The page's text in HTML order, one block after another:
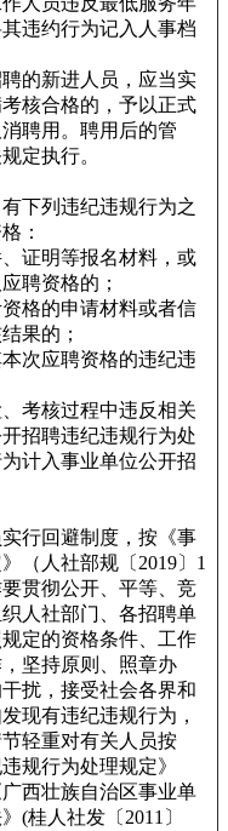
违约行为记入人事档
的新进人员，应当实
核合格的，予以正式
聘用。聘用后的管
定执行。
下列违纪违规行为之
：
证明等报名材料，或
聘资格的；
格的申请材料或者信
果的；
次应聘资格的违纪违
考核过程中违反相关
招聘违纪违规行为处
计入事业单位公开招
行回避制度，按《事
（人社部规〔2019〕1
贯彻公开、平等、竞
人社部门、各招聘单
定的资格条件、工作
坚持原则、照章办
扰，接受社会各界和
现有违纪违规行为，
轻重对有关人员按
规行为处理规定》
广西壮族自治区事业单
(桂人社发〔2011〕